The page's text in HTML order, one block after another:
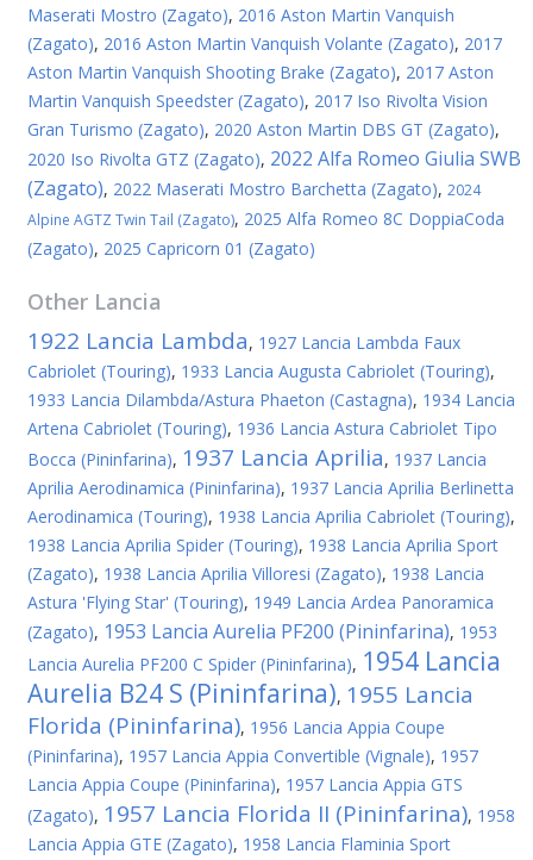
Maserati Mostro (Zagato), 2016 Aston Martin Vanquish
(Zagato), 2016 Aston Martin Vanquish Volante (Zagato), 2017
Aston Martin Vanquish Shooting Brake (Zagato), 2017 Aston
Martin Vanquish Speedster (Zagato), 2017 Iso Rivolta Vision
Gran Turismo (Zagato), 2020 Aston Martin DBS GT (Zagato),
2020 Iso Rivolta GTZ (Zagato), 2022 Alfa Romeo Giulia SWB
(Zagato), 2022 Maserati Mostro Barchetta (Zagato), 2024
Alpine AGTZ Twin Tail (Zagato), 2025 Alfa Romeo 8C DoppiaCoda
(Zagato), 2025 Capricorn 01 (Zagato)
Other Lancia
1922 Lancia Lambda, 1927 Lancia Lambda Faux
Cabriolet (Touring), 1933 Lancia Augusta Cabriolet (Touring),
1933 Lancia Dilambda/Astura Phaeton (Castagna), 1934 Lancia
Artena Cabriolet (Touring), 1936 Lancia Astura Cabriolet Tipo
Bocca (Pininfarina), 1937 Lancia Aprilia, 1937 Lancia
Aprilia Aerodinamica (Pininfarina), 1937 Lancia Aprilia Berlinetta
Aerodinamica (Touring), 1938 Lancia Aprilia Cabriolet (Touring),
1938 Lancia Aprilia Spider (Touring), 1938 Lancia Aprilia Sport
(Zagato), 1938 Lancia Aprilia Villoresi (Zagato), 1938 Lancia
Astura 'Flying Star' (Touring), 1949 Lancia Ardea Panoramica
(Zagato), 1953 Lancia Aurelia PF200 (Pininfarina), 1953
Lancia Aurelia PF200 C Spider (Pininfarina), 1954 Lancia
Aurelia B24 S (Pininfarina), 1955 Lancia
Florida (Pininfarina), 1956 Lancia Appia Coupe
(Pininfarina), 1957 Lancia Appia Convertible (Vignale), 1957
Lancia Appia Coupe (Pininfarina), 1957 Lancia Appia GTS
(Zagato), 1957 Lancia Florida II (Pininfarina), 1958
Lancia Appia GTE (Zagato), 1958 Lancia Flaminia Sport